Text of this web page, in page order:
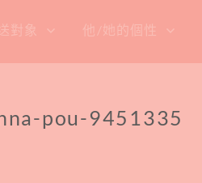
對象 他/她的個性
pou-9451335